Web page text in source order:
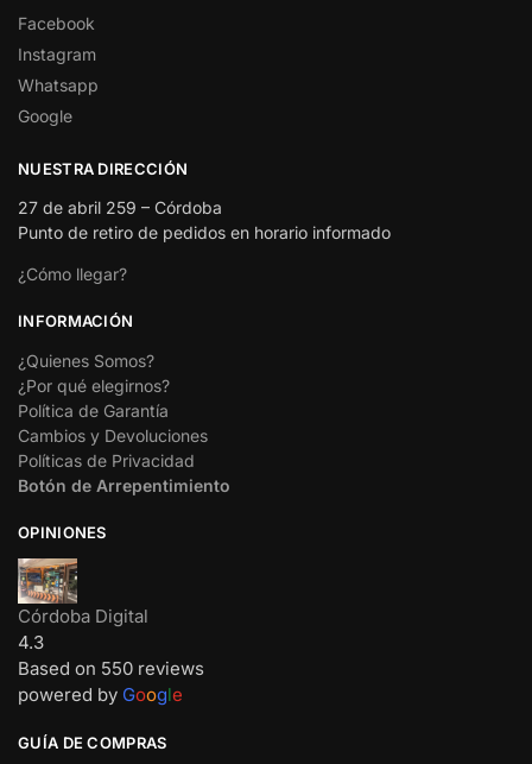
Facebook
Instagram
Whatsapp
Google
NUESTRA DIRECCIÓN
27 de abril 259 – Córdoba
Punto de retiro de pedidos en horario informado
¿Cómo llegar?
INFORMACIÓN
¿Quienes Somos?
¿Por qué elegirnos?
Política de Garantía
Cambios y Devoluciones
Políticas de Privacidad
Botón de Arrepentimiento
OPINIONES
Córdoba Digital
4.3
Based on 550 reviews
powered by Google
GUÍA DE COMPRAS